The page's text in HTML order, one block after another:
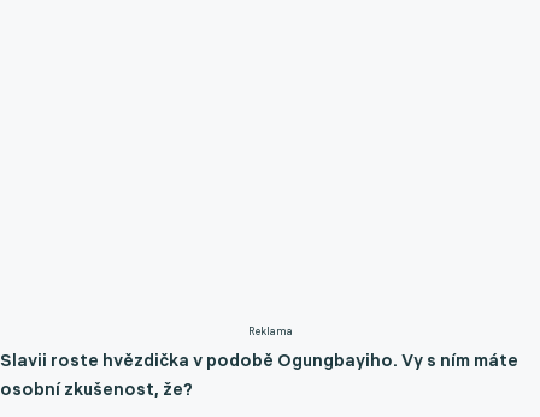
Reklama
Slavii roste hvězdička v podobě Ogungbayiho. Vy s ním máte
osobní zkušenost, že?